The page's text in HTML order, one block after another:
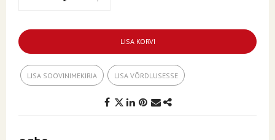
LISA KORVI
LISA SOOVINIMEKIRJA LISA VÕRDLUSESSE